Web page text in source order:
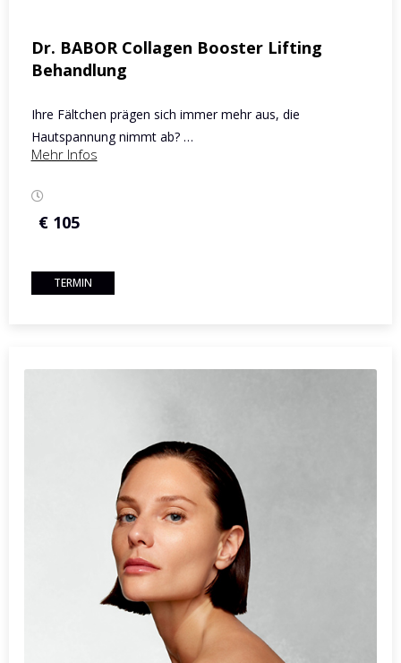
Dr. BABOR Collagen Booster Lifting
Behandlung
Ihre Fältchen prägen sich immer mehr aus, die
Hautspannung nimmt ab? …
Mehr Infos
€ 105
TERMIN